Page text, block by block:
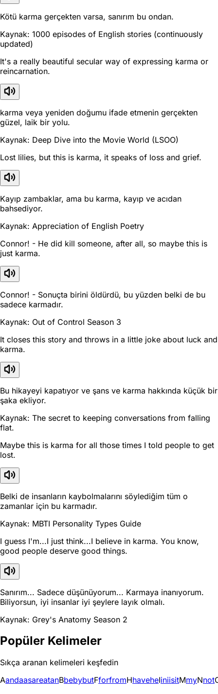
Kötü karma gerçekten varsa, sanırım bu ondan.
Kaynak: 1000 episodes of English stories (continuously
updated)
It's a really beautiful secular way of expressing karma or
reincarnation.
karma veya yeniden doğumu ifade etmenin gerçekten
güzel, laik bir yolu.
Kaynak: Deep Dive into the Movie World (LSOO)
Lost lilies, but this is karma, it speaks of loss and grief.
Kayıp zambaklar, ama bu karma, kayıp ve acıdan
bahsediyor.
Kaynak: Appreciation of English Poetry
Connor! - He did kill someone, after all, so maybe this is
just karma.
Connor! - Sonuçta birini öldürdü, bu yüzden belki de bu
sadece karmadır.
Kaynak: Out of Control Season 3
It closes this story and throws in a little joke about luck and
karma.
Bu hikayeyi kapatıyor ve şans ve karma hakkında küçük bir
şaka ekliyor.
Kaynak: The secret to keeping conversations from falling
flat.
Maybe this is karma for all those times I told people to get
lost.
Belki de insanların kaybolmalarını söylediğim tüm o
zamanlar için bu karmadır.
Kaynak: MBTI Personality Types Guide
I guess I'm...I just think...I believe in karma. You know,
good people deserve good things.
Sanırım... Sadece düşünüyorum... Karmaya inanıyorum.
Biliyorsun, iyi insanlar iyi şeylere layık olmalı.
Kaynak: Grey's Anatomy Season 2
Popüler Kelimeler
Sıkça aranan kelimeleri keşfedin
AandaasareatanBbebybutFforfromHhaveheIiniisitMmyNnot